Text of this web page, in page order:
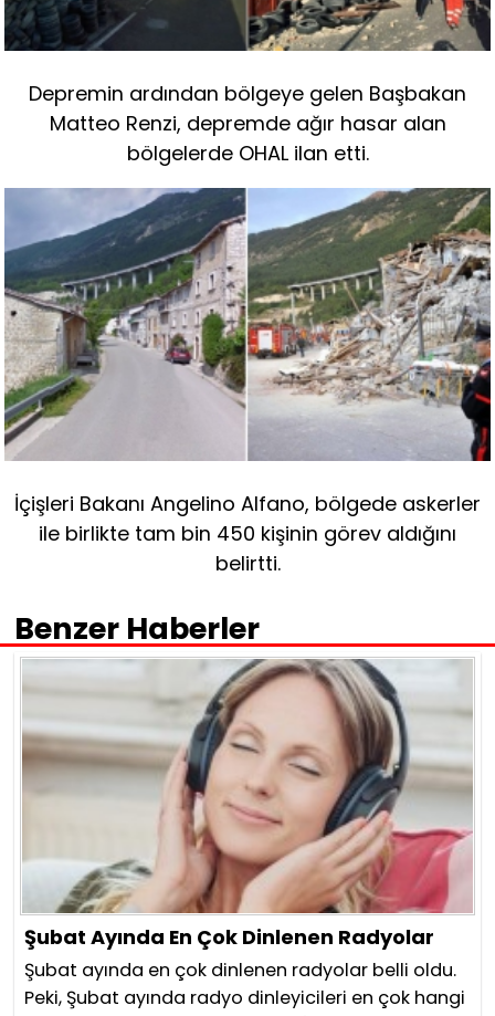
Depremin ardından bölgeye gelen Başbakan
Matteo Renzi, depremde ağır hasar alan
bölgelerde OHAL ilan etti.
İçişleri Bakanı Angelino Alfano, bölgede askerler
ile birlikte tam bin 450 kişinin görev aldığını
belirtti.
Benzer Haberler
Şubat Ayında En Çok Dinlenen Radyolar
Şubat ayında en çok dinlenen radyolar belli oldu.
Peki, Şubat ayında radyo dinleyicileri en çok hangi